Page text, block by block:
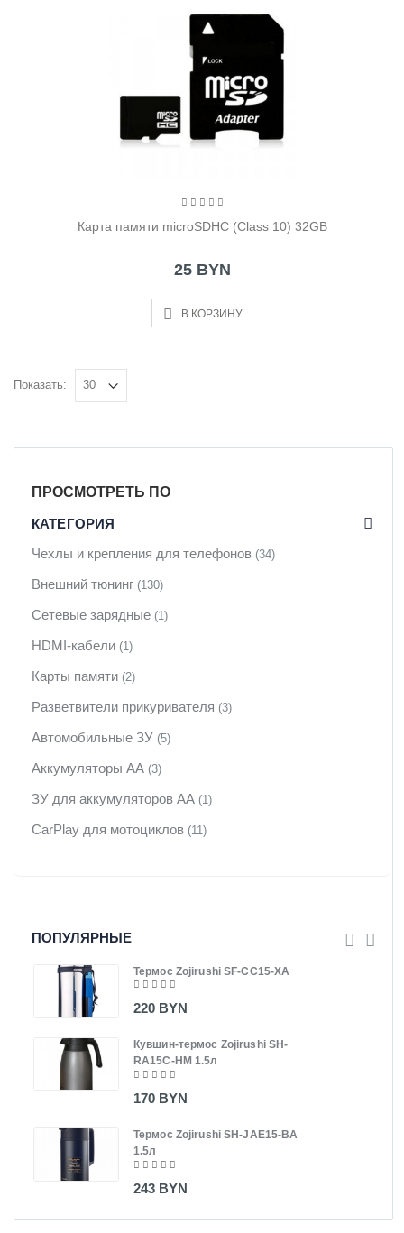
Карта памяти microSDHC (Class 10) 32GB
25 BYN
В КОРЗИНУ
Показать:
ПРОСМОТРЕТЬ ПО
КАТЕГОРИЯ
Чехлы и крепления для телефонов (34)
Внешний тюнинг (130)
Сетевые зарядные (1)
HDMI-кабели (1)
Карты памяти (2)
Разветвители прикуривателя (3)
Автомобильные ЗУ (5)
Аккумуляторы АА (3)
ЗУ для аккумуляторов АА (1)
CarPlay для мотоциклов (11)
ПОПУЛЯРНЫЕ
Термос Zojirushi SF-CC15-XA
220 BYN
Кувшин-термос Zojirushi SH-
RA15C-HM 1.5л
170 BYN
Термос Zojirushi SH-JAE15-BA
1.5л
243 BYN